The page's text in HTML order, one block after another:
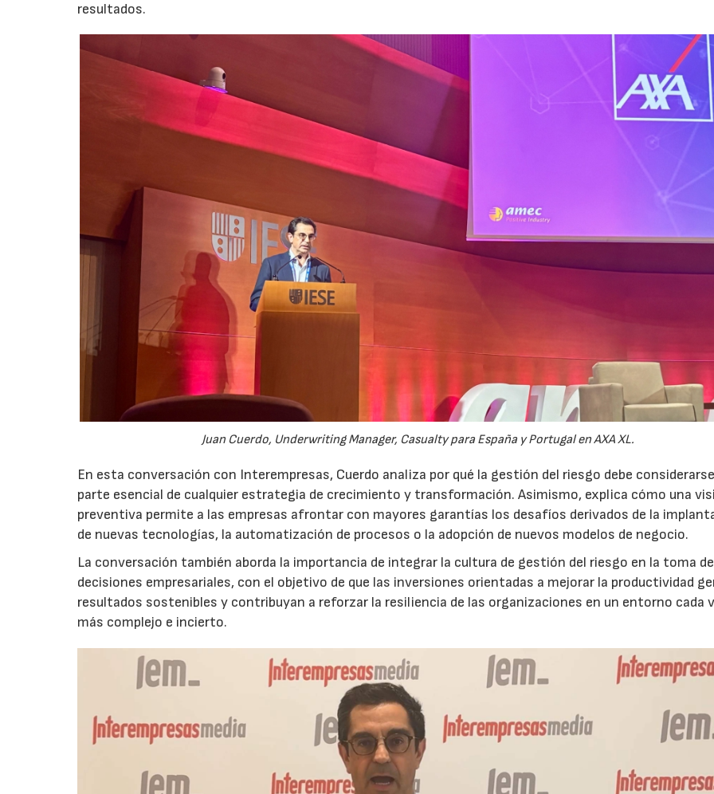
resultados.
Juan Cuerdo, Underwriting Manager, Casualty para España y Portugal en AXA XL.
En esta conversación con Interempresas, Cuerdo analiza por qué la gestión del riesgo debe
parte esencial de cualquier estrategia de crecimiento y transformación. Asimismo, explica cómo una
preventiva permite a las empresas afrontar con mayores garantías los desafíos derivados de la
de nuevas tecnologías, la automatización de procesos o la adopción de nuevos modelos de negocio.
La conversación también aborda la importancia de integrar la cultura de gestión del riesgo en la toma de
decisiones empresariales, con el objetivo de que las inversiones orientadas a mejorar la productividad
resultados sostenibles y contribuyan a reforzar la resiliencia de las organizaciones en un entorno cada
más complejo e incierto.